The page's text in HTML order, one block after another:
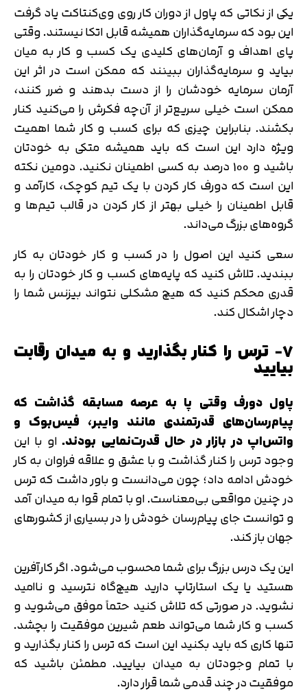
یکی از نکاتی که پاول از دوران کار روی وی‌کنتاکت یاد گرفت
این بود که سرمایه‌گذاران همیشه قابل اتکا نیستند. وقتی
پای اهداف و آرمان‌های کلیدی یک کسب و کار به میان
بیاید و سرمایه‌گذاران ببینند که ممکن است در اثر این
آرمان سرمایه خودشان را از دست بدهند و ضرر کنند،
ممکن است خیلی سریع‌تر از آن‌چه فکرش را می‌کنید کنار
بکشند. بنابراین چیزی که برای کسب و کار شما اهمیت
ویژه دارد این است که باید همیشه متکی به خودتان
باشید و 100 درصد به کسی اطمینان نکنید. دومین نکته
این است که دورف کار کردن با یک تیم کوچک، کارآمد و
قابل اطمینان را خیلی بهتر از کار کردن در قالب تیم‌ها و
گروه‌های بزرگ می‌داند.
سعی کنید این اصول را در کسب و کار خودتان به کار
ببندید. تلاش کنید که پایه‌های کسب و کار خودتان را به
قدری محکم کنید که هیچ مشکلی نتواند بیزنس شما را
دچار اشکال کند.
۷- ترس را کنار بگذارید و به میدان رقابت
بیایید
پاول دورف وقتی پا به عرصه مسابقه گذاشت که
پیام‌رسان‌های قدرتمندی مانند وایبر، فیس‌بوک و
واتس‌اپ در بازار در حال قدرت‌نمایی بودند. او با این
وجود ترس را کنار گذاشت و با عشق و علاقه فراوان به کار
خودش ادامه داد؛ چون می‌دانست و باور داشت که ترس
در چنین مواقعی بی‌معناست. او با تمام قوا به میدان آمد
و توانست جای پیام‌رسان خودش را در بسیاری از کشورهای
جهان باز کند.
این یک درس بزرگ برای شما محسوب می‌شود. اگر کارآفرین
هستید یا یک استارتاپ دارید هیچ‌گاه نترسید و ناامید
نشوید. در صورتی که تلاش کنید حتماً موفق می‌شوید و
کسب و کار شما می‌تواند طعم شیرین موفقیت را بچشد.
تنها کاری که باید بکنید این است که ترس را کنار بگذارید و
با تمام وجودتان به میدان بیایید. مطمئن باشید که
موفقیت در چند قدمی شما قرار دارد.